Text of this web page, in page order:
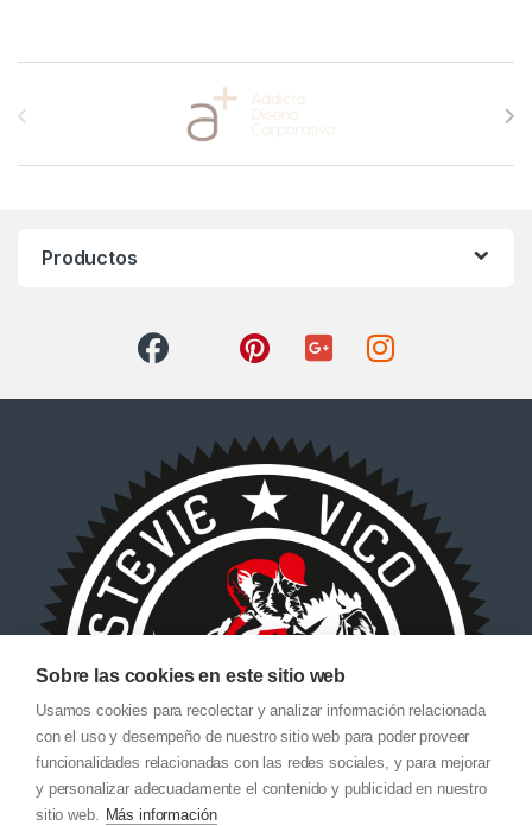
Brands Carousel
Productos
Sobre las cookies en este sitio web
Usamos cookies para recolectar y analizar información relacionada
con el uso y desempeño de nuestro sitio web para poder proveer
funcionalidades relacionadas con las redes sociales, y para mejorar
y personalizar adecuadamente el contenido y publicidad en nuestro
sitio web. Más información